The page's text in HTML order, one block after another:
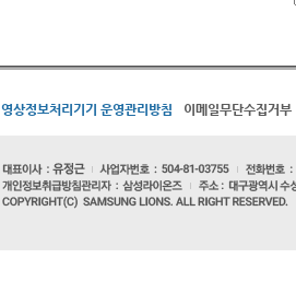
영상정보처리기기 운영관리방침 이메일무단수집거부